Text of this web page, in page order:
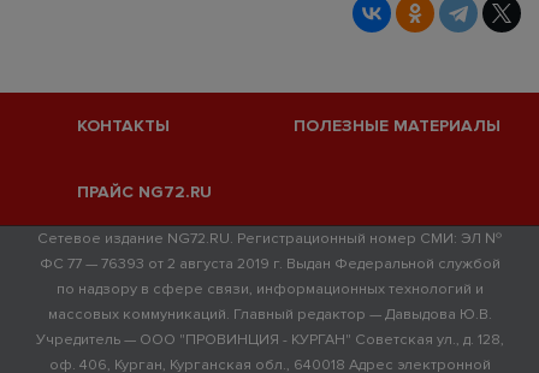
КОНТАКТЫ ПОЛЕЗНЫЕ МАТЕРИАЛЫ
ПРАЙС NG72.RU
Сетевое издание NG72.RU. Регистрационный номер СМИ: ЭЛ №
ФС 77 — 76393 от 2 августа 2019 г. Выдан Федеральной службой
по надзору в сфере связи, информационных технологий и
массовых коммуникаций. Главный редактор — Давыдова Ю.В.
Учредитель — ООО "ПРОВИНЦИЯ - КУРГАН" Советская ул., д. 128,
оф. 406, Курган, Курганская обл., 640018 Адрес электронной